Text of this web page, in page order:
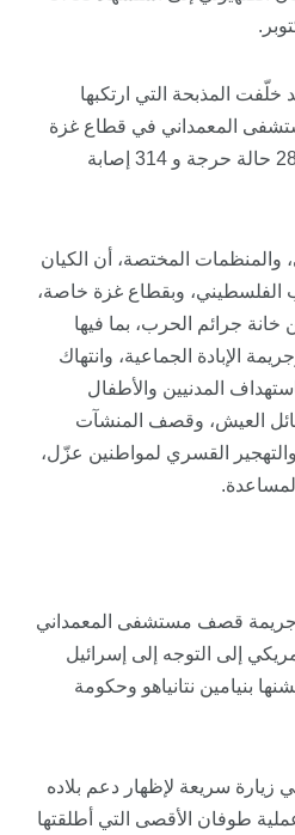
المذبحة التي ارتكبها
المعمداني في قطاع غزة
نحو 471 شهيدا مع تسجيل 28 حالة حرجة و 314 إصابة
والمنظمات المختصة، أن الكيان
الفلسطيني، وبقطاع غزة خاصة،
جرائم الحرب، بما فيها
الإبادة الجماعية، وانتهاك
المدنيين والأطفال
العيش، وقصف المنشآت
والتهجير القسري لمواطنين عزّل،
جريمة قصف مستشفى المعمداني
إلى التوجه إلى إسرائيل
بنيامين نتانياهو وحكومة
زيارة سريعة لإظهار دعم بلاده
طوفان الأقصى التي أطلقتها